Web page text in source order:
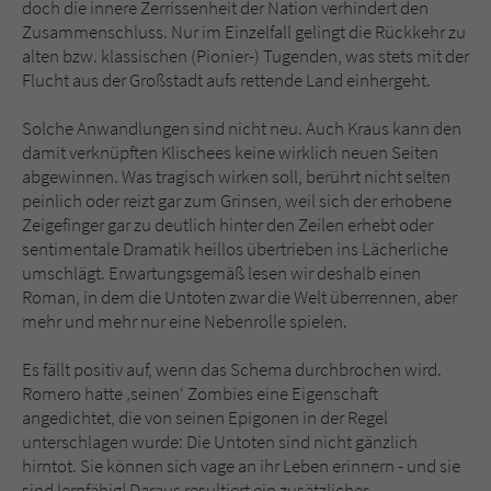
doch die innere Zerrissenheit der Nation verhindert den
Zusammenschluss. Nur im Einzelfall gelingt die Rückkehr zu
alten bzw. klassischen (Pionier-) Tugenden, was stets mit der
Flucht aus der Großstadt aufs rettende Land einhergeht.
Solche Anwandlungen sind nicht neu. Auch Kraus kann den
damit verknüpften Klischees keine wirklich neuen Seiten
abgewinnen. Was tragisch wirken soll, berührt nicht selten
peinlich oder reizt gar zum Grinsen, weil sich der erhobene
Zeigefinger gar zu deutlich hinter den Zeilen erhebt oder
sentimentale Dramatik heillos übertrieben ins Lächerliche
umschlägt. Erwartungsgemäß lesen wir deshalb einen
Roman, in dem die Untoten zwar die Welt überrennen, aber
mehr und mehr nur eine Nebenrolle spielen.
Es fällt positiv auf, wenn das Schema durchbrochen wird.
Romero hatte ‚seinen‘ Zombies eine Eigenschaft
angedichtet, die von seinen Epigonen in der Regel
unterschlagen wurde: Die Untoten sind nicht gänzlich
hirntot. Sie können sich vage an ihr Leben erinnern - und sie